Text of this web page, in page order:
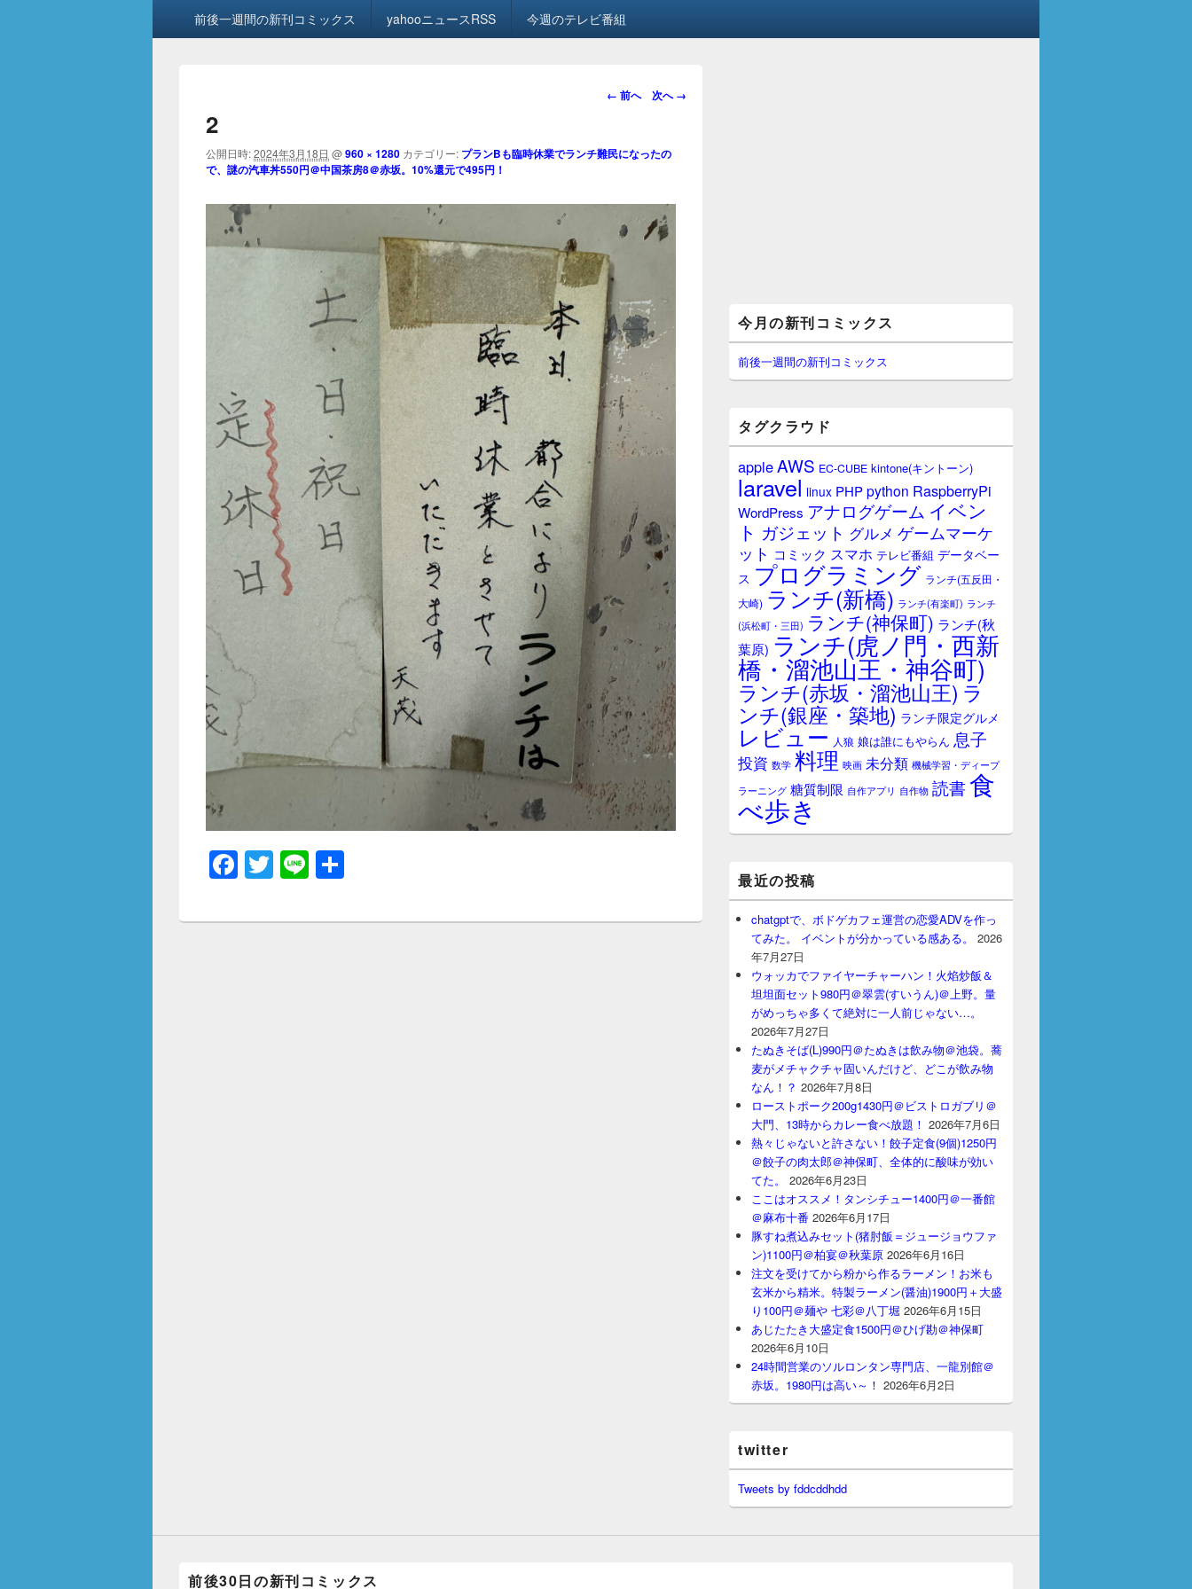
前後一週間の新刊コミックス yahooニュースRSS 今週のテレビ番組
画
ビ
シ
ョ
← 前へ 次へ →
2
公開日時:2024年3月18日 @960 × 1280 カテゴリー: プランBも臨時休業でランチ難民になったの
で、謎の汽車丼550円＠中国茶房8＠赤坂。10%還元で495円！
F
c
T
tt
Li
e
イ
ン
サ
イ
ー
ジ
ッ
ト
今月の新刊コミックス
前後一週間の新刊コミックス
タグクラウド
appleAWS EC-CUBE kintone(キントーン)
laravel linux PHPpython RaspberryPi
WordPress アナログゲーム イベン
ト ガジェット グルメ ゲームマーケ
ット コミック スマホ テレビ番組 データベー
ス プログラミング ランチ(五反田・
大崎) ランチ(新橋) ランチ(有楽町) ランチ
(浜松町・三田) ランチ(神保町) ランチ(秋
葉原) ランチ(虎ノ門・西新
橋・溜池山王・神谷町)
ランチ(赤坂・溜池山王) ラ
ンチ(銀座・築地) ランチ限定グルメ
レビュー 人狼 娘は誰にもやらん 息子
投資 数学 料理 映画 未分類 機械学習・ディープ
ラーニング 糖質制限 自作アプリ 自作物 読書食
べ歩き
最近の投稿
chatgptで、ボドゲカフェ運営の恋愛ADVを作っ
てみた。 イベントが分かっている感ある。
2026
年7月27日
ウォッカでファイヤーチャーハン！火焰炒飯＆
坦坦面セット980円＠翠雲(すいうん)＠上野。量
がめっちゃ多くて絶対に一人前じゃない…。
2026年7月27日
たぬきそば(L)990円＠たぬきは飲み物＠池袋。蕎
麦がメチャクチャ固いんだけど、どこが飲み物
なん！？ 2026年7月8日
ローストポーク200g1430円＠ビストロガブリ＠
大門、13時からカレー食べ放題！ 2026年7月6日
熱々じゃないと許さない！餃子定食(9個)1250円
＠餃子の肉太郎＠神保町、全体的に酸味が効い
てた。
2026年6月23日
ここはオススメ！タンシチュー1400円＠一番館
＠麻布十番 2026年6月17日
豚すね煮込みセット(猪肘飯＝ジュージョウファ
ン)1100円＠柏宴＠秋葉原 2026年6月16日
注文を受けてから粉から作るラーメン！お米も
玄米から精米。特製ラーメン(醤油)1900円＋大盛
り100円＠麺や 七彩＠八丁堀 2026年6月15日
あじたたき大盛定食1500円＠ひげ勘＠神保町
2026年6月10日
24時間営業のソルロンタン専門店、一龍別館＠
赤坂。1980円は高い～！ 2026年6月2日
twitter
Tweets by fddcddhdd
前後30日の新刊コミックス